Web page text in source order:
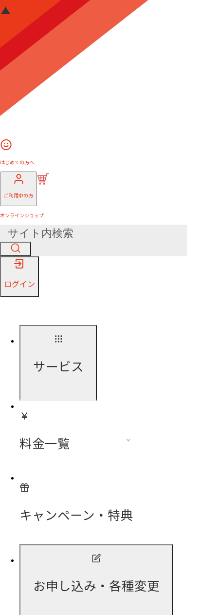
はじめての方へ
ご利用中の方
オンラインショップ
ログイン
サービス
料金一覧
キャンペーン・特典
お申し込み・各種変更